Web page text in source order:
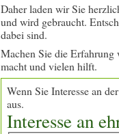
Daher laden wir Sie
und wird gebraucht.
dabei sind.
Machen Sie die Erfahrung
macht und vielen hilft.
Wenn Sie Interesse an
aus.
Interesse an